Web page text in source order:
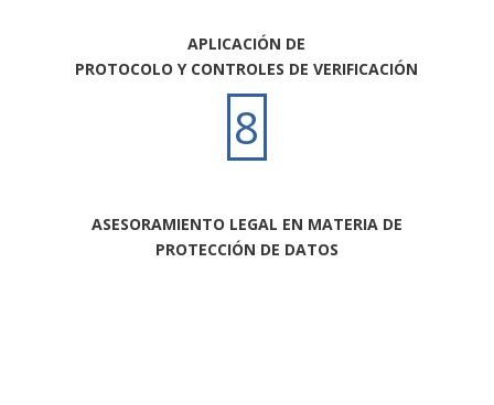
APLICACIÓN DE
PROTOCOLO Y CONTROLES DE VERIFICACIÓN
8
ASESORAMIENTO LEGAL EN MATERIA DE
PROTECCIÓN DE DATOS